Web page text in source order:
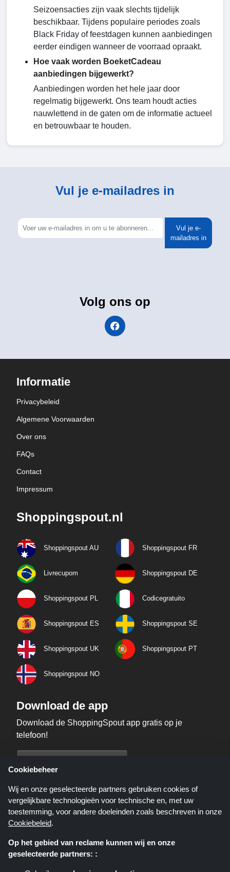
Seizoensacties zijn vaak slechts tijdelijk
beschikbaar. Tijdens populaire periodes zoals
Black Friday of feestdagen kunnen aanbiedingen
eerder eindigen wanneer de voorraad opraakt.
Hoe vaak worden BoeketCadeau
aanbiedingen bijgewerkt?
Aanbiedingen worden het hele jaar door
regelmatig bijgewerkt. Ons team houdt acties
nauwlettend in de gaten om de informatie actueel
en betrouwbaar te houden.
Vul je e-mailadres in
Vul je e-
mailadres in
Volg ons op
Informatie
Privacybeleid
Algemene Voorwaarden
Over ons
FAQs
Contact
Impressum
Shoppingspout.nl
Shoppingspout AU Shoppingspout FR
Livrecupom Shoppingspout DE
Shoppingspout PL Codicegratuito
Shoppingspout ES Shoppingspout SE
Shoppingspout UK Shoppingspout PT
Shoppingspout NO
Download de app
Download de ShoppingSpout app gratis op je
telefoon!
Cookiebeheer
Wij en onze geselecteerde partners gebruiken cookies of
vergelijkbare technologieën voor technische en, met uw
toestemming, voor andere doeleinden zoals beschreven in onze
Cookiebeleid.
Op het gebied van reclame kunnen wij en onze
geselecteerde partners: :